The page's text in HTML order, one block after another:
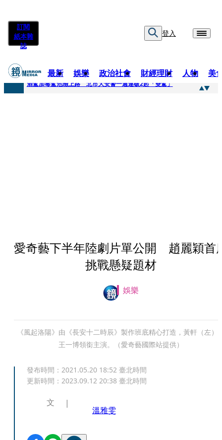
訂閱
紙本雜
誌
登入
最新 娛樂 政治社會 財經理財 人物 美
快訊
酒駕加毒駕危險上路 北市大安警一週連破2起「雙駕」
愛奇藝下半年陸劇片單公開 趙麗穎首
挑戰懸疑題材
娛樂
《風起洛陽》由《長安十二時辰》製作班底精心打造，黃軒（左）
王一博領銜主演。（愛奇藝國際站提供）
發布時間： 2021.05.20 18:52 臺北時間
更新時間： 2023.09.12 20:38 臺北時間
文
溫雅雯